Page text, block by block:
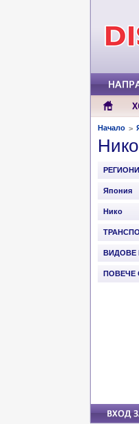
Начало >
РЕГИОНИ
Япония
Нико
ВИДОВЕ
ПОВЕЧЕ